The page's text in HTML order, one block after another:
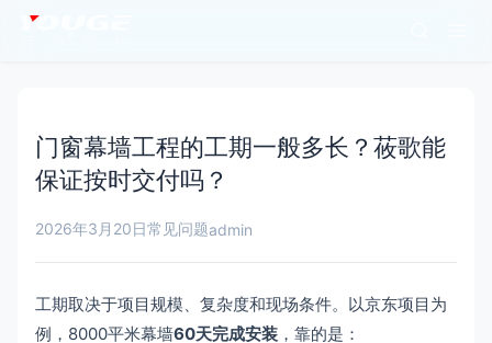
门窗幕墙工程的工期一般多长？莜歌能
保证按时交付吗？
2026年3月20日常见问题admin
工期取决于项目规模、复杂度和现场条件。以京东项目为
例，8000平米幕墙60天完成安装 ，靠的是：